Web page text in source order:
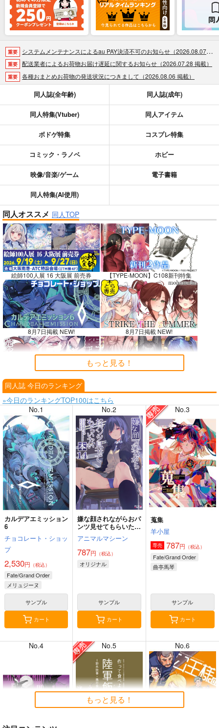
重要 システムメンテナンスによるau PAY決済不可のお知らせ（2026.08.07 掲載）
重要 配送業者によるお荷物お届け遅延に関するお知らせ（2026.07.28 掲載）
重要 各種おまとめお荷物の発送状況につきまして（2026.08.06 掲載）
おまとめサイクル「定期便(月2)」一般会員様の利用再開のお知らせ（2026.02.05 掲載）
重要 「とらのあな×駿河屋日本橋乙女同人誌館」通販店頭受取サービス開始のお知らせ（2026.01.05 更新｜2025.12.30 掲載）
【2025/12/1より】「通販ポイント⇒とらコイン変換キャンペーン」終了のお知らせ（2025.11.21 掲載）
個人情報保護方針の改定について（2025.09.19 更新｜2025.08.01 掲載）
重要 ポイント付与・管理体制改定のお知らせ（2024.11.20 掲載）
全てのお知らせを見る
同人誌(全年齢) 同人誌(成年)
同人特集(Vtuber) 同人アイテム
ボドゲ特集 コスプレ特集
コミック・ラノベ ホビー
映像/音楽/ゲーム 電子書籍
同人特集(AI使用)
同人オススメ 同人TOP
絵師100人展 16 大阪展 前売券 【TYPE-MOON】C108新刊特集
8月7日掲載 NEW! 8月7日掲載 NEW!
8月6日掲載
8月4日掲載 8月4日掲載
8月3日掲載 8月3日掲載
8月2日掲載
7月31日掲載 7月31日掲載
7月30日掲載
もっと見る！
同人誌 今日のランキング
»今日のランキングTOP100はこちら
No.1
カルデアエミッション
6
チョコレート・ショッ
プ
2,530円 （税込）
Fate/Grand Order
メリュジーヌ
サンプル
カート
No.2
嫌な顔されながらおパ
ンツ見せてもらいたい
本14
アニマルマシーン
787円 （税込）
オリジナル
サンプル
カート
No.3
蒐集
羊小屋
専売 787円 （税込）
Fate/Grand Order
曲亭馬琴
サンプル
カート
No.4 No.5 No.6
もっと見る！